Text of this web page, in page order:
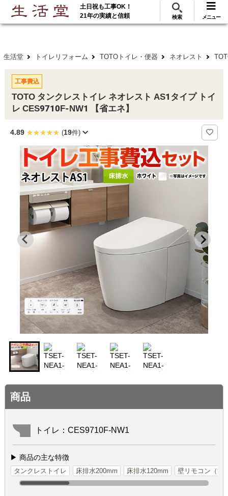
ご利用 288万･工事実績117万件! 無料見積
土日祝も工事OK！
21年の実績と信頼
検索 メニュー
生活堂 トイレリフォーム TOTOトイレ・便器 ネオレスト
工事費込
TOTO タンクレストイレ ネオレスト AS1タイプ トイ
レ CES9710F-NW1 【省エネ】
4.89 (19件)
商品
トイレ：CES9710F-NW1
▶ 商品の主な特徴
タンクレストイレ 床排水200mm 床排水120mm 壁リモコン（洗